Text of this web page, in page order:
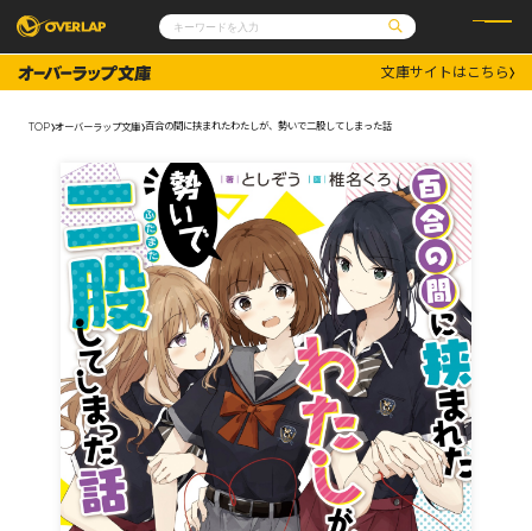
コミックガルド
コミッククリエ
文庫
ノベルス
その他
コミックエッセイ
ポケットモンスター
アニメ
ゲーム
通販・NEWS
OVERLAP STORE
オーバーラップ広報室
企業
会社概要
採用情報
アクセス
オーバーラップホールディングス
お問い合わせはこちら
オーバーラップ文庫
オーバーラップノベルス
オーバーラップノベルスf
文庫サイトはこちら
TOP オーバーラップ文庫 百合の間に挟まれたわたしが、勢いで二股してしまった話